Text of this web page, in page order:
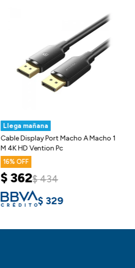
Llega mañana
Cable Display Port Macho A Macho 1
M 4K HD Vention Pc
16
$362$ 434
$ 329